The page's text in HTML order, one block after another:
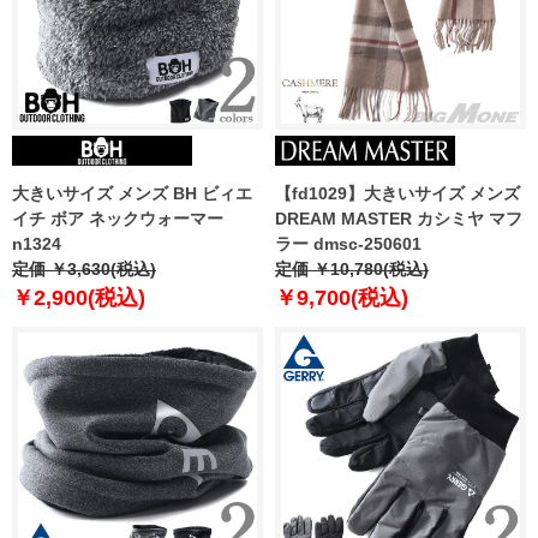
大きいサイズ メンズ BH ビィエ
イチ ボア ネックウォーマー
n1324
定価 ￥3,630(税込)
￥2,900(税込)
【fd1029】大きいサイズ メンズ
DREAM MASTER カシミヤ マフ
ラー dmsc-250601
定価 ￥10,780(税込)
￥9,700(税込)